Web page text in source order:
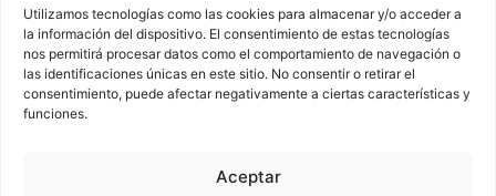
Utilizamos tecnologías como las cookies para almacenar y/o acceder a
la información del dispositivo. El consentimiento de estas tecnologías
nos permitirá procesar datos como el comportamiento de navegación o
las identificaciones únicas en este sitio. No consentir o retirar el
consentimiento, puede afectar negativamente a ciertas características y
funciones.
Aceptar